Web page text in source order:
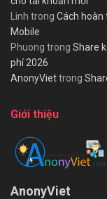
Linh trong Cách hoàn
Mobile
Phuong trong Share
phí 2026
AnonyViettrong
Giới thiệu
AnonyViet